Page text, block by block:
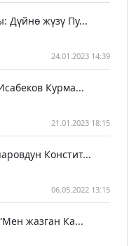
Дүйнө жүзү Пу...
24.01.2023 14:39
Курма...
21.01.2023 18:15
Констит...
06.05.2022 13:15
жазган Ка...